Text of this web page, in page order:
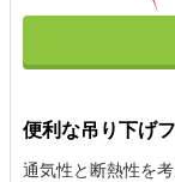
便利な吊り下げ
通気性と断熱性を